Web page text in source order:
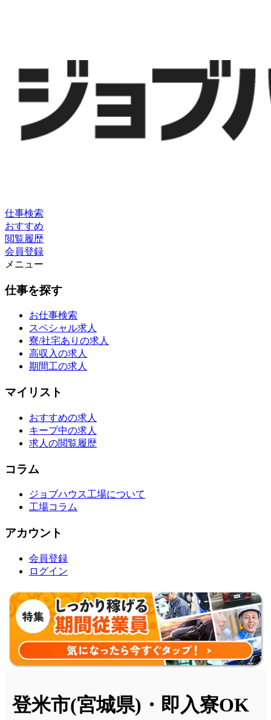
仕事検索
おすすめ
閲覧履歴
会員登録
メニュー
仕事を探す
お仕事検索
スペシャル求人
寮/社宅ありの求人
高収入の求人
期間工の求人
マイリスト
おすすめの求人
キープ中の求人
求人の閲覧履歴
コラム
ジョブハウス工場について
工場コラム
アカウント
会員登録
ログイン
登米市(宮城県)・即入寮OK